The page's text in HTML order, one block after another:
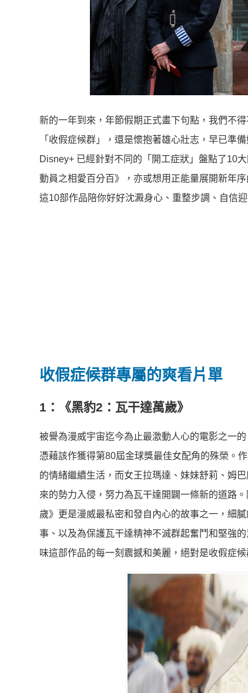
新的一年到來，年節假期正式畫下句點，我們不
「收假症候群」，還是懷抱著雄心壯志，早已準
Disney+ 已經針對不同的「開工症狀」盤點了10
動員之相愛百分百》，亦或想用正能量展開新年
這10部作品陪你好好沈澱身心、重整步調、自信
收假症候群專屬的爽看片單
1：《黑豹2：瓦干達萬歲》
被譽為漫威宇宙迄今為止最激動人心的電影之一
憑藉該作獲得第80屆金球獎最佳女配角的殊榮。
的情緒繼續生活，而女王拉瑪達、妹妹舒莉、姆
來的勢力入侵，努力為瓦干達開闢一條新的道路
歲》更是漫威最私密和發自內心的故事之一，細
事、以及為保護瓦干達精神不滅群起奮鬥和堅強
味這部作品的每一刻震撼和美麗，絕對是收假症